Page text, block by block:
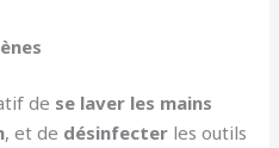
de se laver les mains
, et de désinfecter les outils